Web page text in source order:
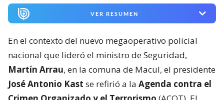
VER RESUMEN
En el contexto del nuevo megaoperativo policial
nacional que lideró el ministro de Seguridad,
Martín Arrau, en la comuna de Macul, el presidente
José Antonio Kast se refirió a la Agenda contra el